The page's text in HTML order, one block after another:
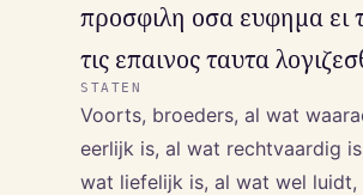
προσφιλη οσα ευφημα ει
τις επαινος ταυτα
STATEN
Voorts, broeders, al wat
eerlijk is, al wat rechtvaardig
wat liefelijk is, al wat wel luidt,